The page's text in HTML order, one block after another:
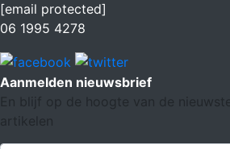
[email protected]
06 1995 4278
Aanmelden nieuwsbrief
En blijf op de hoogte van de
artikelen